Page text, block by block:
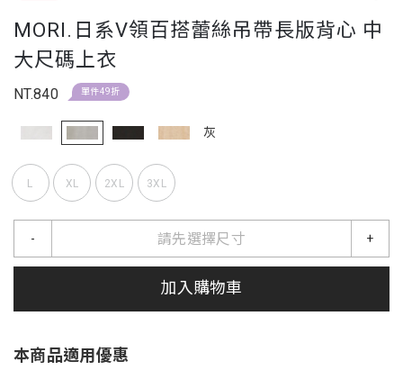
MORI.日系V領百搭蕾絲吊帶長版背心 中
大尺碼上衣
NT.840 單件49折
灰
L XL 2XL 3XL
請先選擇尺寸
- +
加入購物車
本商品適用優惠